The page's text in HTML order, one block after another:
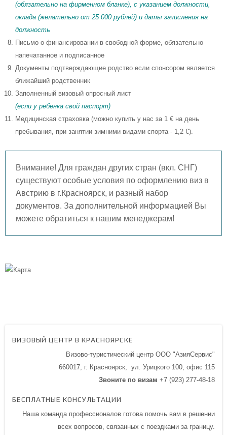
(обязательно на фирменном бланке), с указанием должности,
оклада (желательно от 25 000 рублей) и даты зачисления на
должность
Письмо о финансировании в свободной форме, обязательно
напечатанное и подписанное
Документы подтверждающие родство если спонсором является
ближайший родственник
Заполненный визовый опросный лист
(если у ребенка свой паспорт)
Медицинская страховка (можно купить у нас за 1 € на день
пребывания, при занятии зимними видами спорта - 1,2 €).
Внимание! Для граждан других стран (вкл. СНГ)
существуют особые условия по оформлению виз в
Австрию в г.Красноярск, и разный набор
документов. За дополнительной информацией Вы
можете обратиться к нашим менеджерам!
ВИЗОВЫЙ ЦЕНТР В КРАСНОЯРСКЕ
Визово-туристический центр ООО "АзияСервис"
660017, г. Красноярск,
ул. Урицкого 100, офис 115
Звоните по визам +7 (923) 277-48-18
БЕСПЛАТНЫЕ КОНСУЛЬТАЦИИ
Наша команда профессионалов готова помочь вам в решении
всех вопросов, связанных с поездками за границу.